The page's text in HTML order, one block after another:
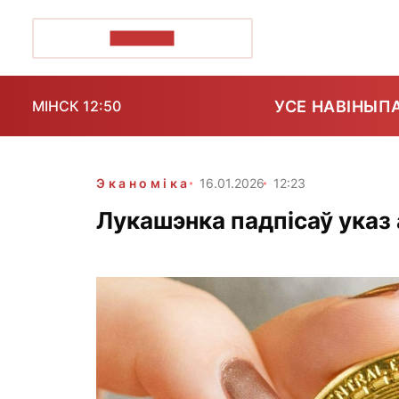
МІНСК 12:50 УСЕ НАВІНЫ
Эканоміка 16.01.2026 12:23
Лукашэнка падпісаў